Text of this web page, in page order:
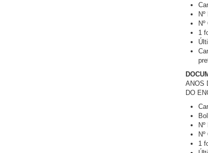
1
ANOS
DO
1